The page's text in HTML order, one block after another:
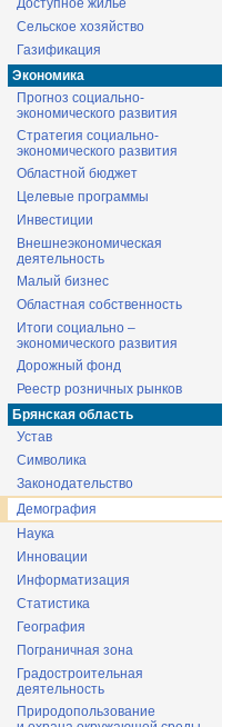
Доступное жилье
Сельское хозяйство
Газификация
Экономика
Прогноз социально-
экономического развития
Стратегия социально-
экономического развития
Областной бюджет
Целевые программы
Инвестиции
Внешнеэкономическая
деятельность
Малый бизнес
Областная собственность
Итоги социально –
экономического развития
Дорожный фонд
Реестр розничных рынков
Брянская область
Устав
Символика
Законодательство
Демография
Наука
Инновации
Информатизация
Статистика
География
Пограничная зона
Градостроительная
деятельность
Природопользование